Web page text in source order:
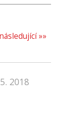
následující »»
2018